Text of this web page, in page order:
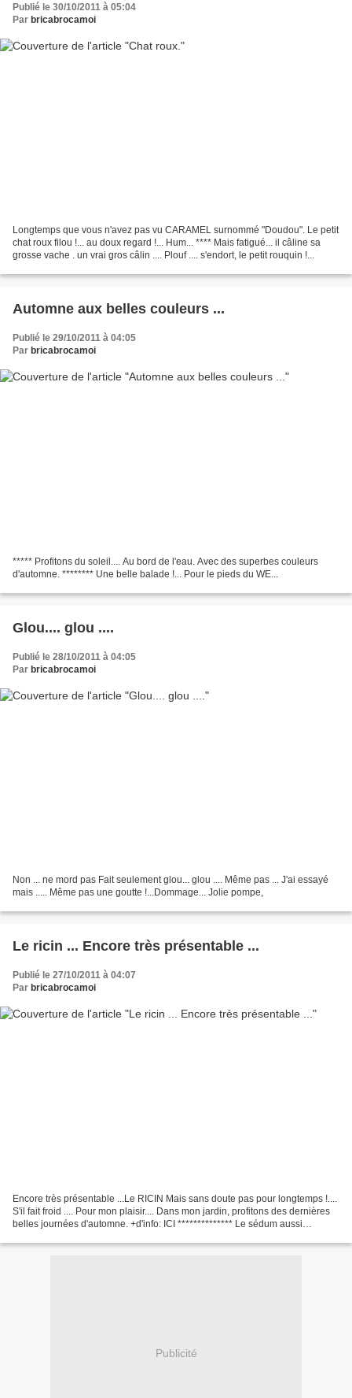
Publié le 30/10/2011 à 05:04
Par bricabrocamoi
Longtemps que vous n'avez pas vu CARAMEL surnommé "Doudou". Le petit
chat roux filou !... au doux regard !... Hum... **** Mais fatigué... il câline sa
grosse vache . un vrai gros câlin .... Plouf .... s'endort, le petit rouquin !...
Automne aux belles couleurs ...
Publié le 29/10/2011 à 04:05
Par bricabrocamoi
***** Profitons du soleil.... Au bord de l'eau. Avec des superbes couleurs
d'automne. ******** Une belle balade !... Pour le pieds du WE...
Glou.... glou ....
Publié le 28/10/2011 à 04:05
Par bricabrocamoi
Non ... ne mord pas Fait seulement glou... glou .... Même pas ... J'ai essayé
mais ..... Même pas une goutte !...Dommage... Jolie pompe,
Le ricin ... Encore très présentable ...
Publié le 27/10/2011 à 04:07
Par bricabrocamoi
Encore très présentable ...Le RICIN Mais sans doute pas pour longtemps !....
S'il fait froid .... Pour mon plaisir.... Dans mon jardin, profitons des dernières
belles journées d'automne. +d'info: ICI ************** Le sédum aussi
Publicité